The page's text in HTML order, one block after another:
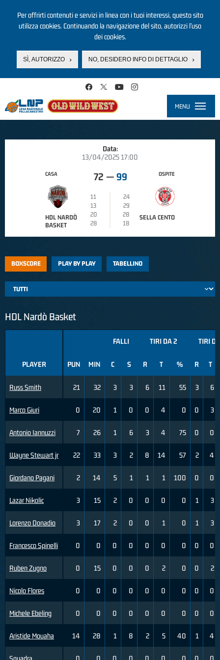
Per offrirti contenuti e servizi in linea con i tuoi interessi, questo sito
utilizza cookies. Continuando la navigazione del sito, autorizzi l’uso
dei cookies.
SÌ, AUTORIZZO NO, DESIDERO INFO DI DETTAGLIO
MENU
Data:
13/04/2025 17:00
CASA
HDL NARDÒ
BASKET
72 — 99
11
24
13
29
20
28
28
18
OSPITE
SELLA CENTO
BOXSCORE PLAY BY PLAY TABELLINO
HDL Nardò Basket
PLAYER
Russ Smith
Marco Giuri
Antonio Iannuzzi
Wayne Stewart jr
Giordano Pagani
Lazar Nikolic
Lorenzo Donadio
Francesco Spinelli
Ruben Zugno
Nicolo Flores
Michele Ebeling
Aristide Mouaha
FALLI TIRI DA 2 TIRI
PUN MIN C S R T % R T
21 32 3 3 6 11 55 3 6
0 20 1 0 0 4 0 0 3
7 26 1 6 3 4 75 0 0
22 33 3 2 8 14 57 2 4
2 14 5 1 1 1 100 0 0
3 15 2 0 0 0 0 1 3
3 17 2 0 0 1 0 1 3
0 0 0 0 0 0 0 0 0
0 15 0 0 0 2 0 0 2
0 0 0 0 0 0 0 0 0
0 0 0 0 0 0 0 0 0
14 28 1 8 2 5 40 1 4